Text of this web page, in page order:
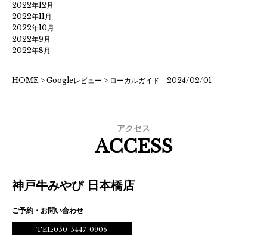
2022年12月
2022年11月
2022年10月
2022年9月
2022年8月
HOME > Googleレビュー > ローカルガイド 2024/02/01
アクセス
ACCESS
神戸牛みやび 日本橋店
ご予約・お問い合わせ
TEL:050-5447-0905